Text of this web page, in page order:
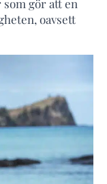
gör att en
oavsett